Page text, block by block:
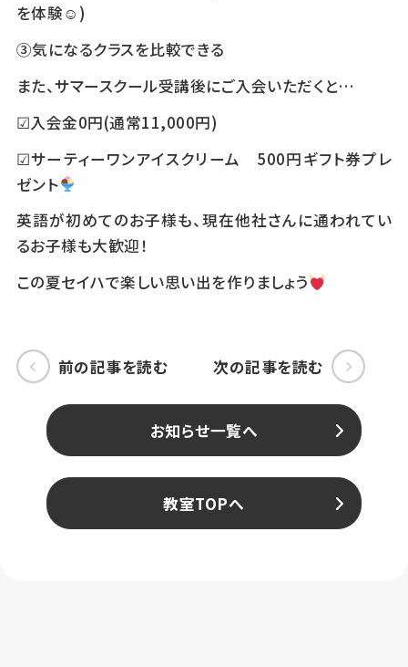
を体験☺)
③気になるクラスを比較できる
また、サマースクール受講後にご入会いただくと…
☑入会金0円(通常11,000円)
☑サーティーワンアイスクリーム 500円ギフト券プレ
ゼント
英語が初めてのお子様も、現在他社さんに通われてい
るお子様も大歓迎！
この夏セイハで楽しい思い出を作りましょう
前の記事を読む 次の記事を読む
お知らせ一覧へ
教室TOPへ